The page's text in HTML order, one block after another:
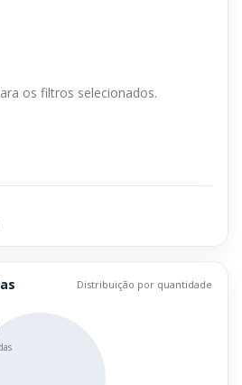
os filtros selecionados.
Distribuição por quantidade